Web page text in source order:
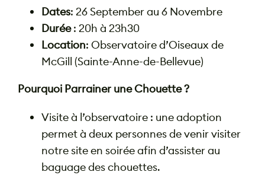
Dates: 26 September au 6 Novembre
Durée: 20h à 23h30
Location: Observatoire d’Oiseaux de
McGill (Sainte-Anne-de-Bellevue)
Pourquoi Parrainer une Chouette ?
Visite à l’observatoire : une adoption
permet à deux personnes de venir visiter
notre site en soirée afin d’assister au
baguage des chouettes.